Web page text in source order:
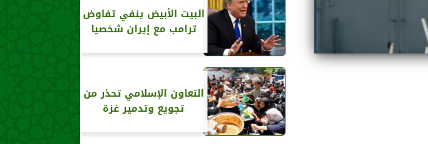
البيت الأبيض ينفي تفاوض
ترامب مع إيران شخصيا
التعاون الإسلامي تحذر من
تجويع وتدمير غزة